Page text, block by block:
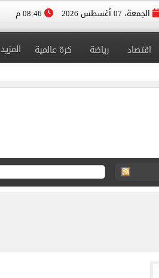
الجمعة، 07 أغسطس 2026
اقتصاد رياضة كرة عالمية المزيد